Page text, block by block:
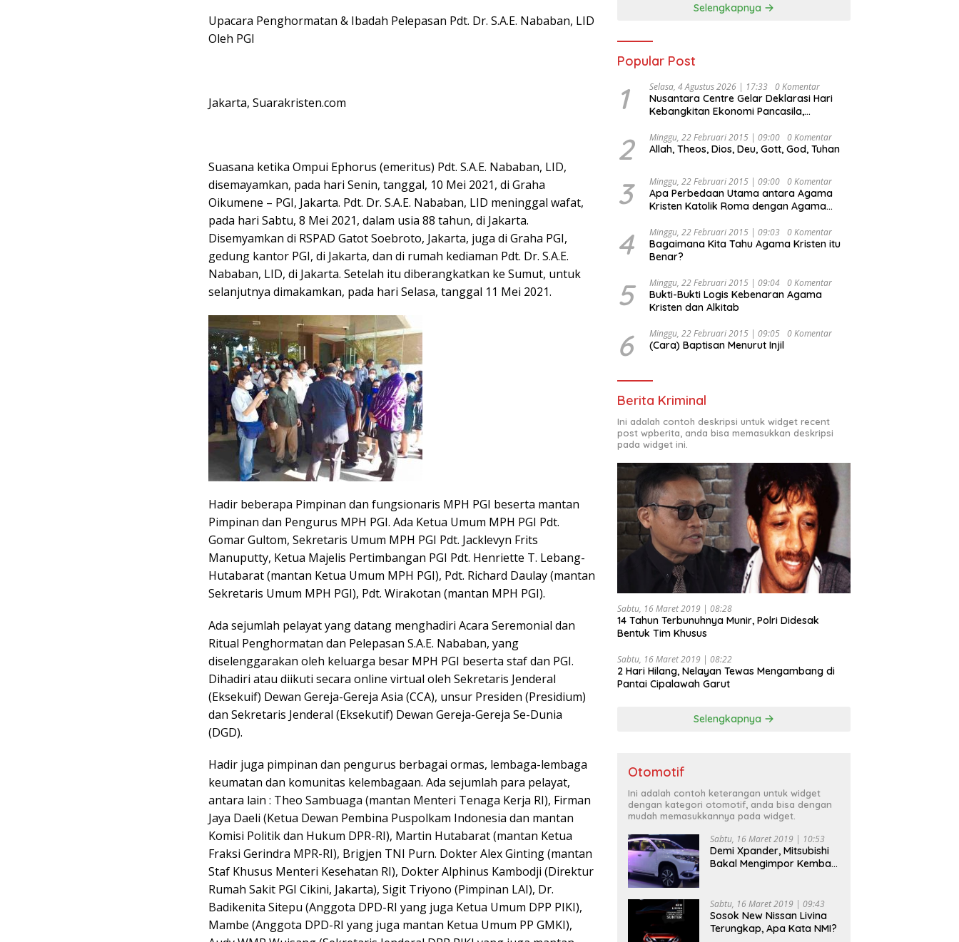
Upacara Penghormatan & Ibadah Pelepasan Pdt. Dr. S.A.E. Nababan, LID
Oleh PGI
Jakarta, Suarakristen.com
Suasana ketika Ompui Ephorus (emeritus) Pdt. S.A.E. Nababan, LID,
disemayamkan, pada hari Senin, tanggal, 10 Mei 2021, di Graha
Oikumene – PGI, Jakarta. Pdt. Dr. S.A.E. Nababan, LID meninggal wafat,
pada hari Sabtu, 8 Mei 2021, dalam usia 88 tahun, di Jakarta.
Disemyamkan di RSPAD Gatot Soebroto, Jakarta, juga di Graha PGI,
gedung kantor PGI, di Jakarta, dan di rumah kediaman Pdt. Dr. S.A.E.
Nababan, LID, di Jakarta. Setelah itu diberangkatkan ke Sumut, untuk
selanjutnya dimakamkan, pada hari Selasa, tanggal 11 Mei 2021.
Hadir beberapa Pimpinan dan fungsionaris MPH PGI beserta mantan
Pimpinan dan Pengurus MPH PGI. Ada Ketua Umum MPH PGI Pdt.
Gomar Gultom, Sekretaris Umum MPH PGI Pdt. Jacklevyn Frits
Manuputty, Ketua Majelis Pertimbangan PGI Pdt. Henriette T. Lebang-
Hutabarat (mantan Ketua Umum MPH PGI), Pdt. Richard Daulay (mantan
Sekretaris Umum MPH PGI), Pdt. Wirakotan (mantan MPH PGI).
Ada sejumlah pelayat yang datang menghadiri Acara Seremonial dan
Ritual Penghormatan dan Pelepasan S.A.E. Nababan, yang
diselenggarakan oleh keluarga besar MPH PGI beserta staf dan PGI.
Dihadiri atau diikuti secara online virtual oleh Sekretaris Jenderal
(Eksekuif) Dewan Gereja-Gereja Asia (CCA), unsur Presiden (Presidium)
dan Sekretaris Jenderal (Eksekutif) Dewan Gereja-Gereja Se-Dunia
(DGD).
Hadir juga pimpinan dan pengurus berbagai ormas, lembaga-lembaga
keumatan dan komunitas kelembagaan. Ada sejumlah para pelayat,
antara lain : Theo Sambuaga (mantan Menteri Tenaga Kerja RI), Firman
Jaya Daeli (Ketua Dewan Pembina Puspolkam Indonesia dan mantan
Komisi Politik dan Hukum DPR-RI), Martin Hutabarat (mantan Ketua
Fraksi Gerindra MPR-RI), Brigjen TNI Purn. Dokter Alex Ginting (mantan
Staf Khusus Menteri Kesehatan RI), Dokter Alphinus Kambodji (Direktur
Rumah Sakit PGI Cikini, Jakarta), Sigit Triyono (Pimpinan LAI), Dr.
Badikenita Sitepu (Anggota DPD-RI yang juga Ketua Umum DPP PIKI),
Mambe (Anggota DPD-RI yang juga mantan Ketua Umum PP GMKI),
Selengkapnya
Popular Post
1 Selasa, 4 Agustus 2026 | 17:33 0 Komentar
Nusantara Centre Gelar Deklarasi Hari
Kebangkitan Ekonomi Pancasila,
Djojohadikusumo Anti Penjajahan
(Pergolakan Ekonomi Politik Indonesia) &
Undang Perekonomian Nasional dan
Kesejahteraan Sosial dalam Menata
Bangsa Menuju Indonesia Emas 2045”,
2 Minggu, 22 Februari 2015 | 09:00 0 Komentar
Allah, Theos, Dios, Deu, Gott, God, Tuhan
3 Minggu, 22 Februari 2015 | 09:00 0 Komentar
Apa Perbedaan Utama antara Agama
Kristen Katolik Roma dengan Agama
4 Minggu, 22 Februari 2015 | 09:03 0 Komentar
Bagaimana Kita Tahu Agama Kristen itu
Benar?
5 Minggu, 22 Februari 2015 | 09:04 0 Komentar
Bukti-Bukti Logis Kebenaran Agama
Kristen dan Alkitab
6 Minggu, 22 Februari 2015 | 09:05 0 Komentar
(Cara) Baptisan Menurut Injil
Berita Kriminal
Ini adalah contoh deskripsi untuk widget recent
post wpberita, anda bisa memasukkan deskripsi
pada widget ini.
Sabtu, 16 Maret 2019 | 08:28
14 Tahun Terbunuhnya Munir, Polri Didesak
Bentuk Tim Khusus
Sabtu, 16 Maret 2019 | 08:22
2 Hari Hilang, Nelayan Tewas Mengambang di
Pantai Cipalawah Garut
Selengkapnya
Otomotif
Ini adalah contoh keterangan untuk widget
dengan kategori otomotif, anda bisa dengan
mudah memasukkannya pada widget.
Sabtu, 16 Maret 2019 | 10:53
Demi Xpander, Mitsubishi
Bakal Mengimpor Kembali
Sabtu, 16 Maret 2019 | 09:43
Sosok New Nissan Livina
Terungkap, Apa Kata NMI?